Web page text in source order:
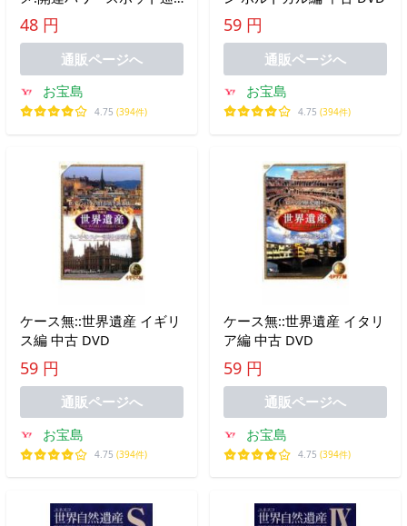
り レンタル落ち 中古 DVD
48 円
通販ページへ
お宝島
4.75 (394件)
59 円
通販ページへ
お宝島
4.75 (394件)
ケース無::世界遺産 イギリ
ス編 中古 DVD
59 円
通販ページへ
お宝島
4.75 (394件)
ケース無::世界遺産 イタリ
ア編 中古 DVD
59 円
通販ページへ
お宝島
4.75 (394件)